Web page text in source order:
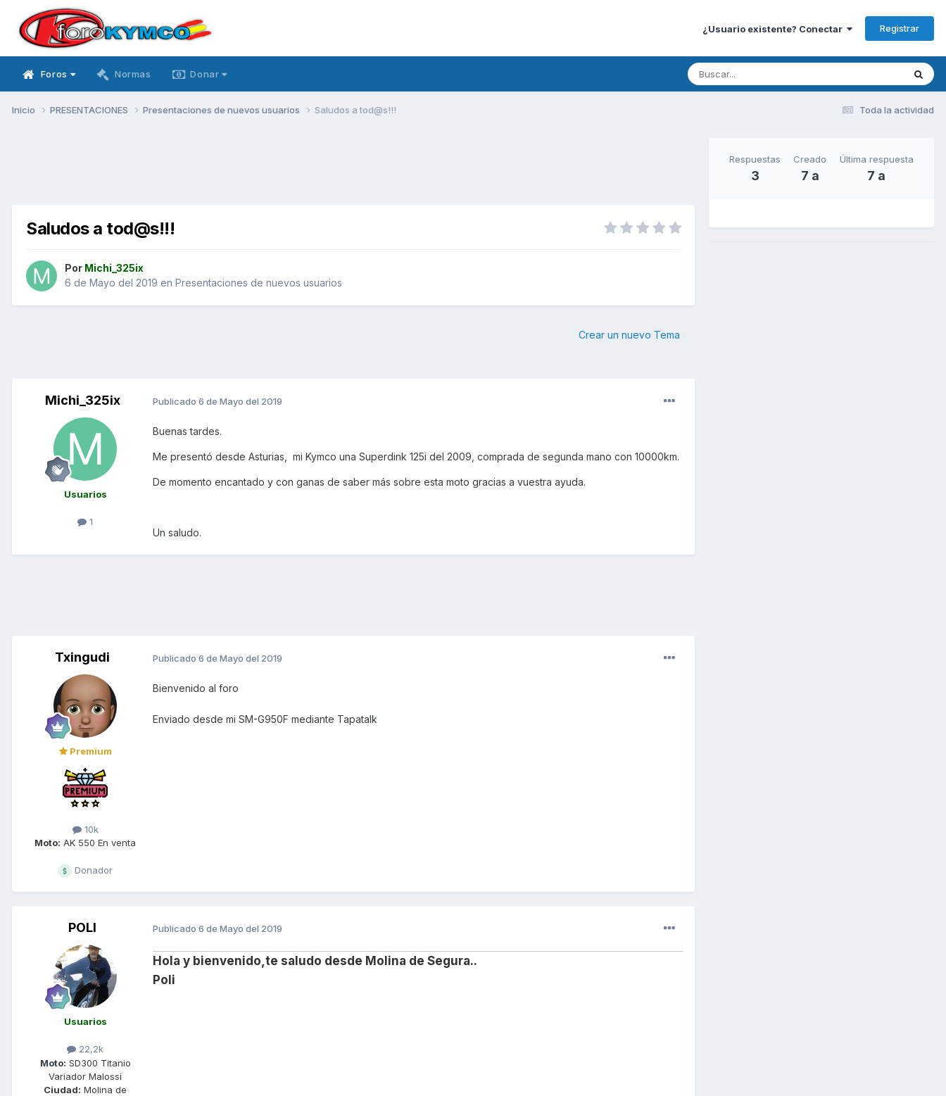
¿Usuario existente? Conectar Registrar
Foros Normas Donar
Toda la actividad
Inicio PRESENTACIONES Presentaciones de nuevos usuarios Saludos a tod@s!!!
Saludos a tod@s!!!
Por Michi_325ix
6 de Mayo del 2019 en Presentaciones de nuevos usuarios
Crear un nuevo Tema
Michi_325ix
Usuarios
1
Publicado 6 de Mayo del 2019
Buenas tardes.
Me presentó desde Asturias, mi Kymco una Superdink 125i del 2009, comprada de segunda mano con 10000km.
De momento encantado y con ganas de saber más sobre esta moto gracias a vuestra ayuda.
Un saludo.
Txingudi
Premium
10k
Moto: AK 550 En venta
Donador
Publicado 6 de Mayo del 2019
Bienvenido al foro
Enviado desde mi SM-G950F mediante Tapatalk
POLI
Usuarios
22,2k
Moto: SD300 Titanio
Variador Malossi
Ciudad: Molina de
Publicado 6 de Mayo del 2019
Hola y bienvenido,te saludo desde Molina de Segura..
Poli
Respuestas
3
Creado
7 a
Última respuesta
7 a